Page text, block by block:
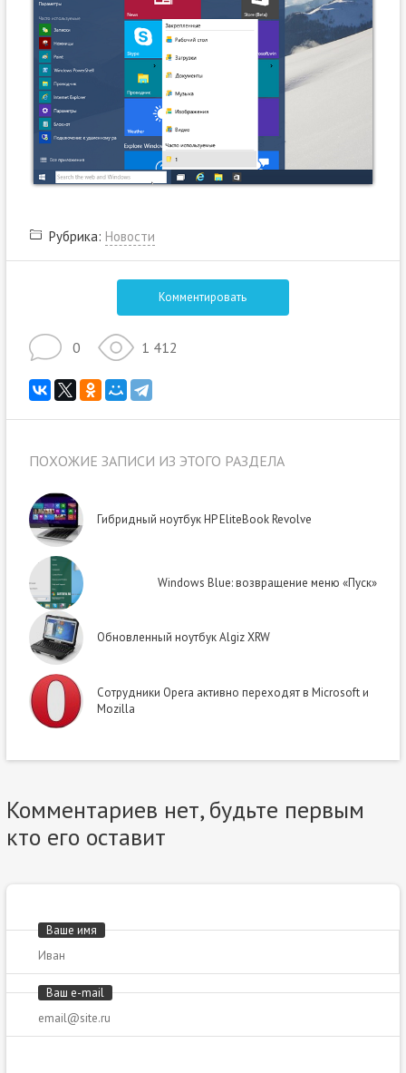
Рубрика: Новости
Комментировать
0 1 412
ПОХОЖИЕ ЗАПИСИ ИЗ ЭТОГО РАЗДЕЛА
Гибридный ноутбук HP EliteBook Revolve
Windows Blue: возвращение меню «Пуск»
Обновленный ноутбук Algiz XRW
Сотрудники Opera активно переходят в Microsoft и
Mozilla
Комментариев нет, будьте первым
кто его оставит
Ваше имя
Ваш e-mail